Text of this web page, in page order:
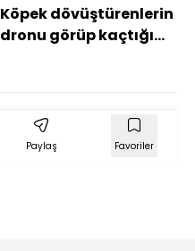
Köpek dövüştürenlerin
dronu görüp kaçtığı
Paylaş Favoriler